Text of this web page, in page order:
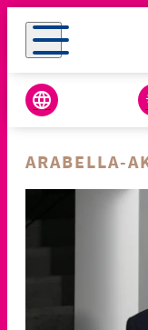
ARABELLA-